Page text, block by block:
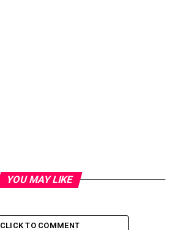
YOU MAY LIKE
CLICK TO COMMENT